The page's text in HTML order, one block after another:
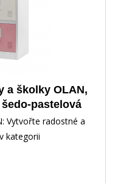
a školky OLAN,
šedo-pastelová
Vytvořte radostné a
kategorii